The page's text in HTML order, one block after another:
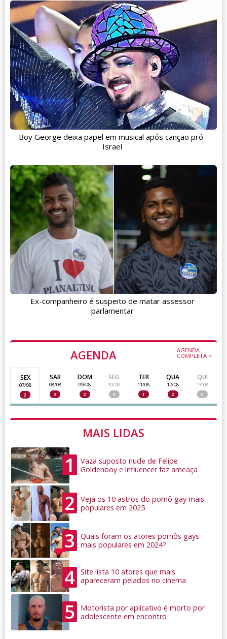
AGENDA AGENDA
COMPLETA >
SEX
07/08
2
SAB
08/08
3
DOM
09/08
2
SEG
10/08
0
TER
11/08
1
QUA
12/08
2
QUI
13/08
0
MAIS LIDAS
1
Vaza suposto nude de Felipe
Goldenboy e influencer faz ameaça
2
Veja os 10 astros do pornô gay mais
populares em 2025
3
Quais foram os atores pornôs gays
mais populares em 2024?
4
Site lista 10 atores que mais
apareceram pelados no cinema
5
Motorista por aplicativo é morto por
adolescente em encontro
Boy George deixa papel em musical após canção pró-
Israel
Ex-companheiro é suspeito de matar assessor
parlamentar